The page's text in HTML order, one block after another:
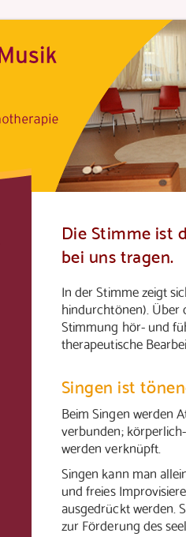
Die Stimme ist
bei uns tragen.
In der Stimme zeigt
hindurchtönen). Über
Stimmung hör- und
therapeutische
Singen ist
Beim Singen werden
verbunden;
werden verknüpft.
Singen kann man
und freies
ausgedrückt werden.
zur Förderung des